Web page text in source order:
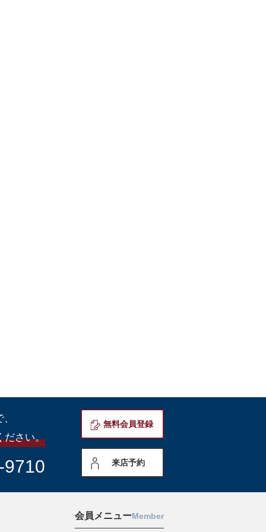
ださい。
9710
無料会員登録
来店予約
会員メニューMember